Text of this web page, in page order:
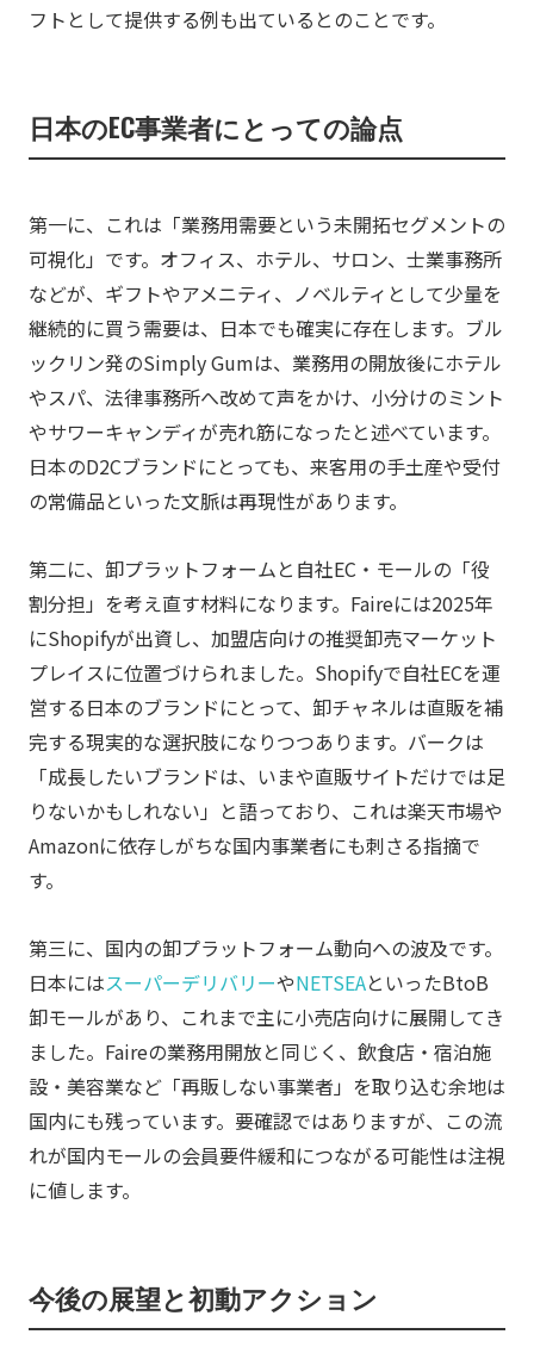
フトとして提供する例も出ているとのことです。
日本のEC事業者にとっての論点
第一に、これは「業務用需要という未開拓セグメントの
可視化」です。オフィス、ホテル、サロン、士業事務所
などが、ギフトやアメニティ、ノベルティとして少量を
継続的に買う需要は、日本でも確実に存在します。ブル
ックリン発のSimply Gumは、業務用の開放後にホテル
やスパ、法律事務所へ改めて声をかけ、小分けのミント
やサワーキャンディが売れ筋になったと述べています。
日本のD2Cブランドにとっても、来客用の手土産や受付
の常備品といった文脈は再現性があります。
第二に、卸プラットフォームと自社EC・モールの「役
割分担」を考え直す材料になります。Faireには2025年
にShopifyが出資し、加盟店向けの推奨卸売マーケット
プレイスに位置づけられました。Shopifyで自社ECを運
営する日本のブランドにとって、卸チャネルは直販を補
完する現実的な選択肢になりつつあります。バークは
「成長したいブランドは、いまや直販サイトだけでは足
りないかもしれない」と語っており、これは楽天市場や
Amazonに依存しがちな国内事業者にも刺さる指摘で
す。
第三に、国内の卸プラットフォーム動向への波及です。
日本にはスーパーデリバリーやNETSEAといったBtoB
卸モールがあり、これまで主に小売店向けに展開してき
ました。Faireの業務用開放と同じく、飲食店・宿泊施
設・美容業など「再販しない事業者」を取り込む余地は
国内にも残っています。要確認ではありますが、この流
れが国内モールの会員要件緩和につながる可能性は注視
に値します。
今後の展望と初動アクション